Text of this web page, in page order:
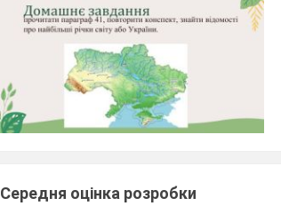
Середня оцінка розробки